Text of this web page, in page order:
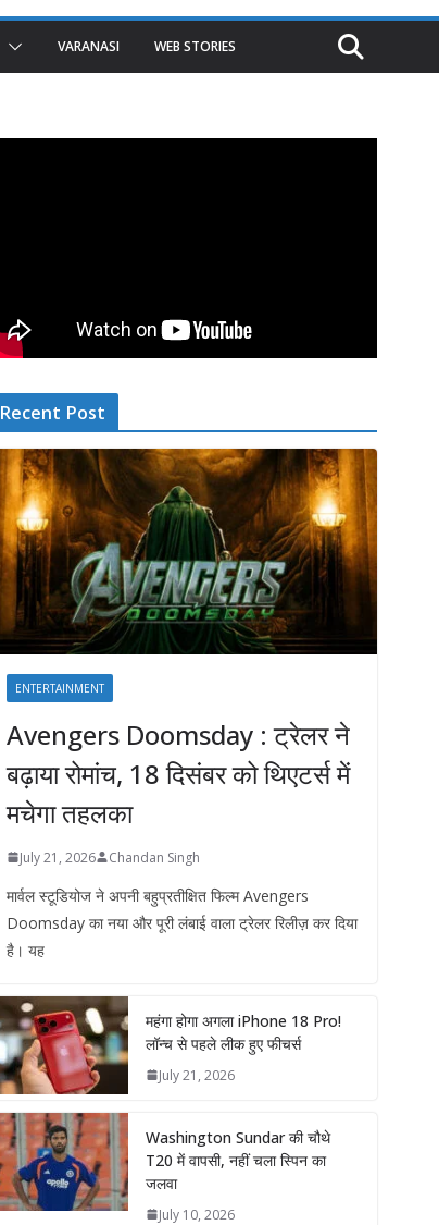
VARANASI WEB STORIES
Recent Post
ENTERTAINMENT
Avengers Doomsday : ट्रेलर ने
बढ़ाया रोमांच, 18 दिसंबर को थिएटर्स में
मचेगा तहलका
July 21, 2026 Chandan Singh
मार्वल स्टूडियोज ने अपनी बहुप्रतीक्षित फिल्म Avengers
Doomsday का नया और पूरी लंबाई वाला ट्रेलर रिलीज़ कर दिया
है। यह
महंगा होगा अगला iPhone 18 Pro!
लॉन्च से पहले लीक हुए फीचर्स
July 21, 2026
Washington Sundar की चौथे
T20 में वापसी, नहीं चला स्पिन का
जलवा
July 10, 2026